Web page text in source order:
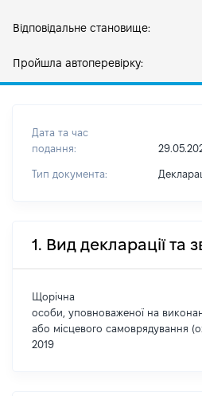
Відповідальне становище:
Пройшла автоперевірку:
Дата та час
подання:
Тип документа:
1. Вид декларації та
Щорічна
особи, уповноваженої на
або місцевого самоврядування
2019